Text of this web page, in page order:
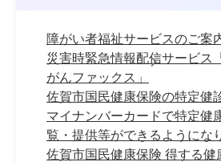
障がい者福祉サービスのご案
災害時緊急情報配信サービス
がんファックス」
佐賀市国民健康保険の特定健
マイナンバーカードで特定健
覧・提供等ができるようにな
佐賀市国民健康保険 得する健